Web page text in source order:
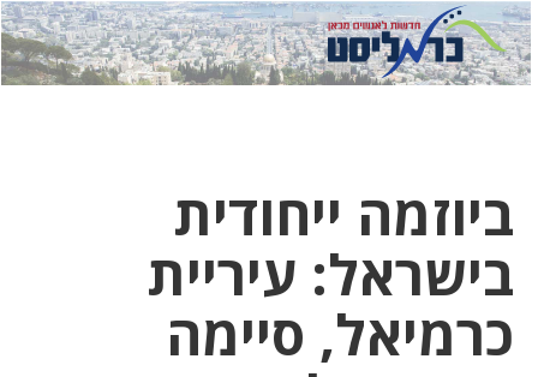
לחץ
כאן
לחץ
כדי
ביוזמה ייחודית
בישראל: עיריית
כרמיאל, סיימה